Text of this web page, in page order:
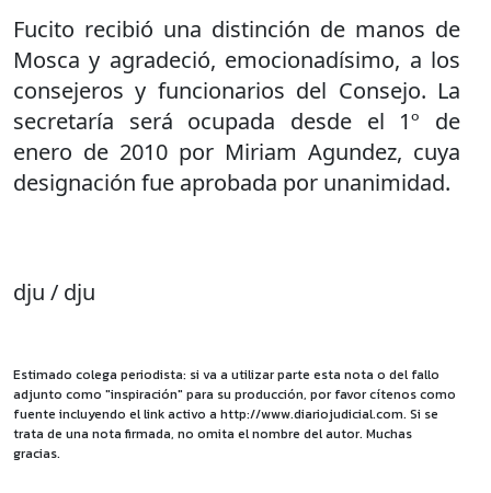
Fucito recibió una distinción de manos de
Mosca y agradeció, emocionadísimo, a los
consejeros y funcionarios del Consejo. La
secretaría será ocupada desde el 1º de
enero de 2010 por Miriam Agundez, cuya
designación fue aprobada por unanimidad.
dju / dju
Estimado colega periodista: si va a utilizar parte esta nota o del fallo
adjunto como "inspiración" para su producción, por favor cítenos como
fuente incluyendo el link activo a http://www.diariojudicial.com. Si se
trata de una nota firmada, no omita el nombre del autor. Muchas
gracias.